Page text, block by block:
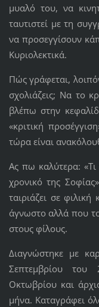
μυαλό του, να
ταυτιστεί με τη
να προσεγγίσουν
Κυριολεκτικά.
Πώς γράφεται,
σχολιάζεις; Να το
βλέπω στην
«κριτική
τώρα είναι
Ας πω καλύτερα: «Τι
χρονικό της
ταιριάζει σε
άγνωστο αλλά που
στους φίλους.
Διαγνώστηκε με
Σεπτεμβρίου
Οκτωβρίου και
μήνα. Καταγράφει